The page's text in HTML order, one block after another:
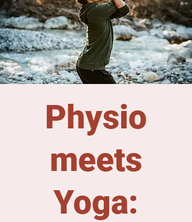
Physio
meets
Yoga: